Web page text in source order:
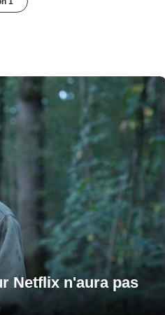
Netflix n'aura pas